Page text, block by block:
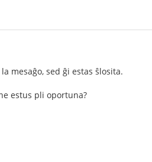
mesaĝo, sed ĝi estas ŝlosita.
estus pli oportuna?